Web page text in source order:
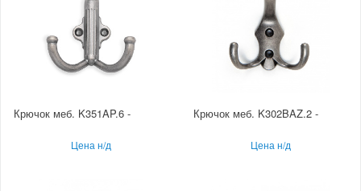
Крючок меб. K351AP.6 -
Цена н/д
Крючок меб. K302BAZ.2 -
Цена н/д